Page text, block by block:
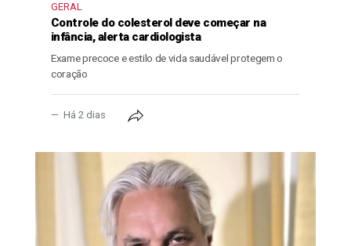
GERAL
Controle do colesterol deve começar na
infância, alerta cardiologista
Exame precoce e estilo de vida saudável protegem o
coração
Há 2 dias